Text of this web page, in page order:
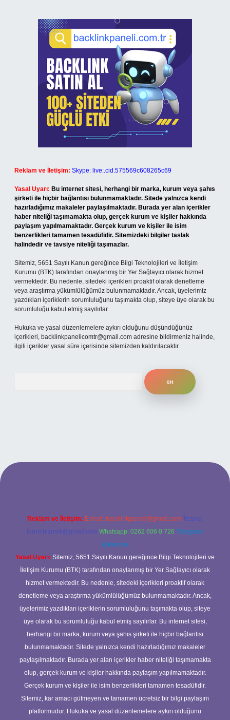
Reklam ve İletişim: Skype: live:.cid.575569c608265c69
Yasal Uyarı: Bu internet sitesi, herhangi bir marka, kurum veya şahıs
şirketi ile hiçbir bağlantısı bulunmamaktadır. Sitede yalnızca kendi
hazırladığımız makaleler paylaşılmaktadır. Burada yer alan içerikler
haber niteliği taşımamakta olup, gerçek kurum ve kişiler hakkında
paylaşım yapılmamaktadır. Gerçek kurum ve kişiler ile isim
benzerlikleri tamamen tesadüfidir. Sitemizdeki bilgiler taslak
halindedir ve tavsiye niteliği taşımazlar.
Sitemiz, 5651 Sayılı Kanun gereğince Bilgi Teknolojileri ve İletişim
Kurumu (BTK) tarafından onaylanmış bir Yer Sağlayıcı olarak hizmet
vermektedir. Bu nedenle, sitedeki içerikleri proaktif olarak denetleme
veya araştırma yükümlülüğümüz bulunmamaktadır. Ancak, üyelerimiz
yazdıkları içeriklerin sorumluluğunu taşımakta olup, siteye üye olarak bu
sorumluluğu kabul etmiş sayılırlar.
Hukuka ve yasal düzenlemelere aykırı olduğunu düşündüğünüz
içerikleri, backlinkpanelicomtr@gmail.com adresine bildirmeniz halinde,
ilgili içerikler yasal süre içerisinde sitemizden kaldırılacaktır.
Reklam ve İletişim: E-mail: backlinkpaneli@gmail.com Teams:
forumhizmeti@gmail.com Whatsapp: 0262 606 0 726 Telegram:
@karabul
Yasal Uyarı: Sitemiz, 5651 Sayılı Kanun gereğince Bilgi Teknolojileri ve
İletişim Kurumu (BTK) tarafından onaylanmış bir Yer Sağlayıcı olarak
hizmet vermektedir. Bu nedenle, sitedeki içerikleri proaktif olarak
denetleme veya araştırma yükümlülüğümüz bulunmamaktadır. Ancak,
üyelerimiz yazdıkları içeriklerin sorumluluğunu taşımakta olup, siteye
üye olarak bu sorumluluğu kabul etmiş sayılırlar. Bu internet sitesi,
herhangi bir marka, kurum veya şahıs şirketi ile hiçbir bağlantısı
bulunmamaktadır. Sitede yalnızca kendi hazırladığımız makaleler
paylaşılmaktadır. Burada yer alan içerikler haber niteliği taşımamakta
olup, gerçek kurum ve kişiler hakkında paylaşım yapılmamaktadır.
Gerçek kurum ve kişiler ile isim benzerlikleri tamamen tesadüfidir.
Sitemiz, kar amacı gütmeyen ve tamamen ücretsiz bir bilgi paylaşım
platformudur. Hukuka ve yasal düzenlemelere aykırı olduğunu